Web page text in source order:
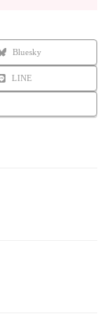
Bluesky
LINE